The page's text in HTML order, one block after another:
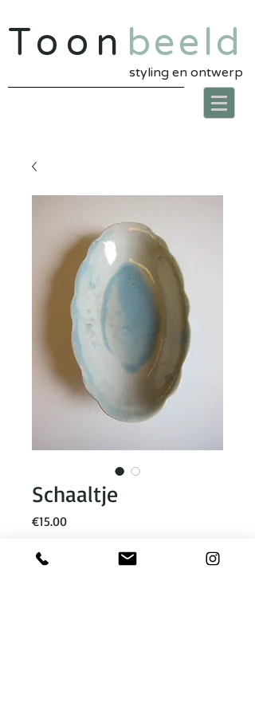
Toon beeld
styling en ontwerp
Schaaltje
€15.00Prijs
Voeg toe aan winkelmandje